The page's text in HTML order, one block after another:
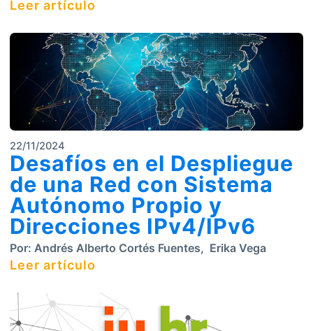
Leer artículo
22/11/2024
Desafíos en el Despliegue
de una Red con Sistema
Autónomo Propio y
Direcciones IPv4/IPv6
Por: Andrés Alberto Cortés Fuentes, Erika Vega
Leer artículo